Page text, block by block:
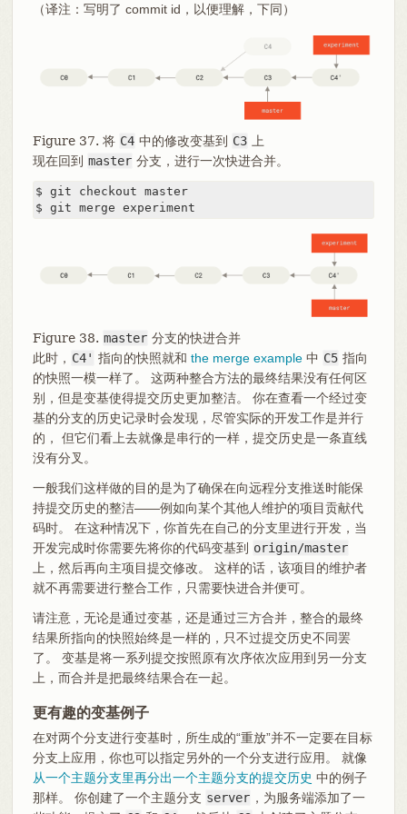
（译注：写明了 commit id，以便理解，下同）
Figure 37. 将 C4 中的修改变基到 C3 上
现在回到 master 分支，进行一次快进合并。
$ git checkout master
$ git merge experiment
Figure 38. master 分支的快进合并
此时， C4' 指向的快照就和 the merge example中 C5 指向
的快照一模一样了。 这两种整合方法的最终结果没有任何区
别，但是变基使得提交历史更加整洁。 你在查看一个经过变
基的分支的历史记录时会发现，尽管实际的开发工作是并行
的， 但它们看上去就像是串行的一样，提交历史是一条直线
没有分叉。
一般我们这样做的目的是为了确保在向远程分支推送时能保
持提交历史的整洁——例如向某个其他人维护的项目贡献代
码时。 在这种情况下，你首先在自己的分支里进行开发，当
开发完成时你需要先将你的代码变基到 origin/master
上，然后再向主项目提交修改。 这样的话，该项目的维护者
就不再需要进行整合工作，只需要快进合并便可。
请注意，无论是通过变基，还是通过三方合并，整合的最终
结果所指向的快照始终是一样的，只不过提交历史不同罢
了。 变基是将一系列提交按照原有次序依次应用到另一分支
上，而合并是把最终结果合在一起。
更有趣的变基例子
在对两个分支进行变基时，所生成的“重放”并不一定要在目标
分支上应用，你也可以指定另外的一个分支进行应用。 就像
从一个主题分支里再分出一个主题分支的提交历史 中的例子
那样。 你创建了一个主题分支 server ，为服务端添加了一